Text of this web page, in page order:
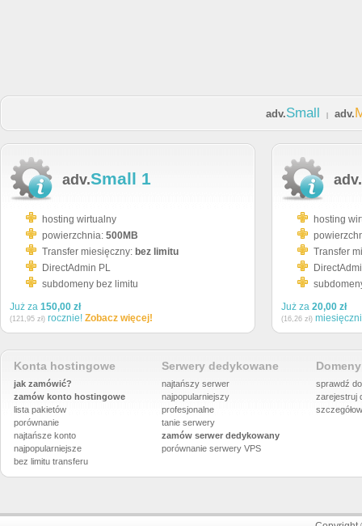
adv.Small adv.
adv.Small 1
hosting wirtualny
powierzchnia: 500MB
Transfer miesięczny: bez limitu
DirectAdmin PL
subdomeny bez limitu
Już za 150,00 zł
(121,95 zł) rocznie! Zobacz więcej!
adv.
hosting
Transfer
Już za 20,00 zł
(16,26 zł)
Konta hostingowe
jak zamówić?
zamów konto hostingowe
lista pakietów
porównanie
najtańsze konto
najpopularniejsze
bez limitu transferu
Serwery dedykowane
najtańszy serwer
najpopularniejszy
profesjonalne
tanie serwery
zamów serwer dedykowany
porównanie serwery VPS
sprawdź
zarejestruj